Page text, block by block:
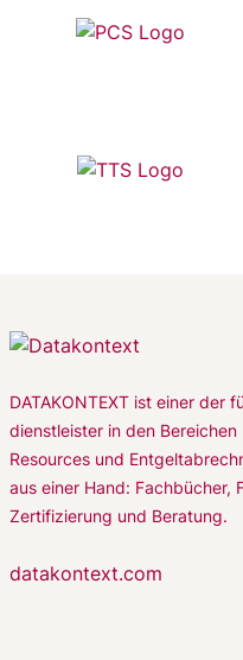
DATAKONTEXT ist einer der
dienstleister in den
Resources und
aus einer Hand: Fachbücher,
Zertifizierung und Beratung.
datakontext.com